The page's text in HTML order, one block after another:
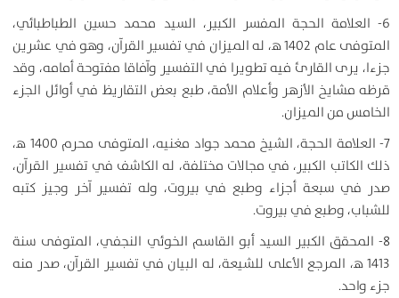
6- العلامة الحجة المفسر الكبير، السيد محمد حسين الطباطبائي،
المتوفى عام 1402 ه‍، له الميزان في تفسير القرآن، وهو في عشرين
جزءا، يرى القارئ فيه تطويرا في التفسير وآفاقا مفتوحة أمامه، وقد
قرظه مشايخ الأزهر وأعلام الأمة، طبع بعض التقاريظ في أوائل الجزء
الخامس من الميزان.
7- العلامة الحجة، الشيخ محمد جواد مغنيه، المتوفى محرم 1400 ه‍،
ذلك الكاتب الكبير، في مجالات مختلفة، له الكاشف في تفسير القرآن،
صدر في سبعة أجزاء وطبع في بيروت، وله تفسير آخر وجيز كتبه
للشباب، وطبع في بيروت.
8- المحقق الكبير السيد أبو القاسم الخوئي النجفي، المتوفى سنة
1413 ه‍، المرجع الأعلى للشيعة، له البيان في تفسير القرآن، صدر منه
جزء واحد.